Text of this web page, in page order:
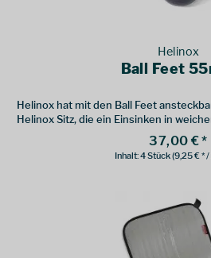
Helinox
Ball Feet
Helinox hat mit den Ball Feet
Helinox Sitz, die ein Einsinken in
37,00 € *
Inhalt:4 Stück(9,25 € * /